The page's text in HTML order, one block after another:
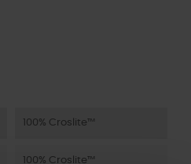
100% Croslite™
100% Croslite™